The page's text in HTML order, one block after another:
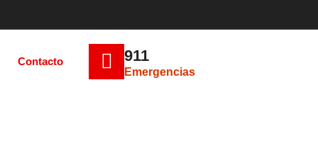
Contacto 911
Emergencias